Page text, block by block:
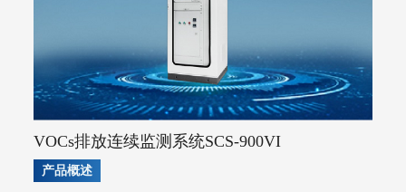
AQMS-900C-PM₁₀-户外型颗粒物PM₁₀自动监测系统
MODEL 2630-II-环境噪声自动监测仪
MODEL 2630-环境噪声自动监测仪
AQMS-900TE-交通污染溯源在线监测系统
大气VOCs监测系统
AQMS-900VI/VII-环境空气非甲烷总烃在线监测系统
AQMS-900VC-环境空气挥发性有机物在线监测系统
AQMS-900VF-环境空气甲醛在线监测系统
VOCs排放连续监测系统SCS-900VI
产品概述